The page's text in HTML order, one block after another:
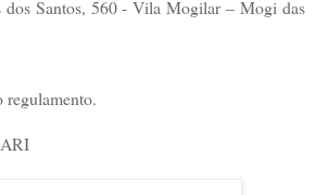
dos Santos, 560 - Vila Mogilar – Mogi das
regulamento.